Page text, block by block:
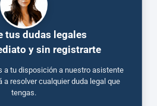
tus dudas legales
y sin registrarte
a tu disposición a nuestro asistente
a resolver cualquier duda legal que
tengas.